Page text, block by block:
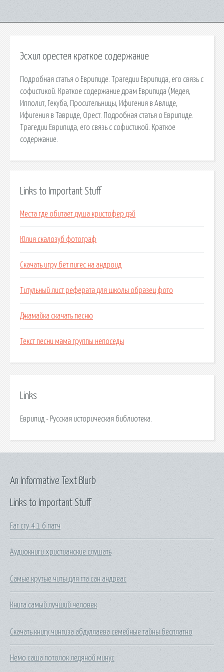
Эсхил орестея краткое содержание
Подробная статья о Еврипиде. Трагедии Еврипида, его связь с
софистикой. Краткое содержание драм Еврипида (Медея,
Ипполит, Гекуба, Просительницы, Ифигения в Авлиде,
Ифигения в Тавриде, Орест. Подробная статья о Еврипиде.
Трагедии Еврипида, его связь с софистикой. Краткое
содержание.
Links to Important Stuff
Места где обитает душа кристофер дэй
Юлия скалозуб фотограф
Скачать игру бет пигес на андроид
Титульный лист реферата для школы образец фото
Джамайка скачать песню
Текст песни мама группы непоседы
Links
Еврипид - Русская историческая библиотека.
Links to Important Stuff
Far cry 4 1 6 патч
Аудиокниги христианские слушать
Самые крутые читы для гта сан андреас
Книга самый лучший человек
Скачать книгу чингиза абдуллаева семейные тайны бесплатно
Немо саша потолок ледяной минус
An Informative Text Blurb